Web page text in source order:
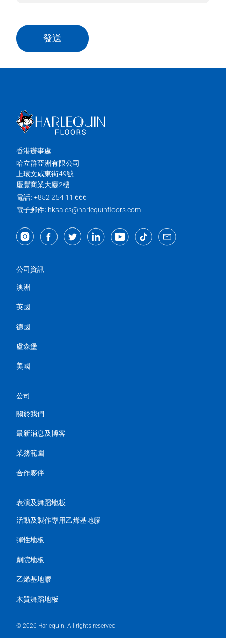
發送
香港辦事處
哈立群亞洲有限公司
上環文咸東街49號
慶豐商業大廈2樓
電話: +852 254 11 666
電子郵件: hksales@harlequinfloors.com
公司資訊
澳洲
英國
德國
盧森堡
美國
公司
關於我們
最新消息及博客
業務範圍
合作夥伴
表演及舞蹈地板
活動及製作專用乙烯基地膠
彈性地板
劇院地板
乙烯基地膠
木質舞蹈地板
© 2026 Harlequin. All rights reserved